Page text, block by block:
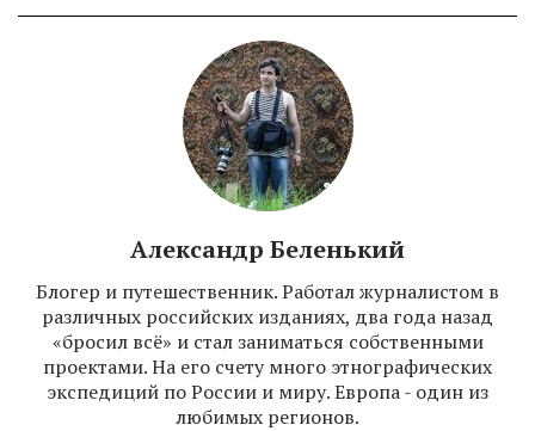
Александр Беленький
Блогер и путешественник. Работал журналистом в
различных российских изданиях, два года назад
«бросил всё» и стал заниматься собственными
проектами. На его счету много этнографических
экспедиций по России и миру. Европа - один из
любимых регионов.